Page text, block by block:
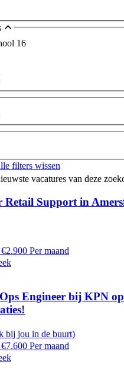
16
filters wissen
vacatures van deze
Retail Support in
Per maand
Engineer bij KPN op
bij jou in de buurt)
Per maand